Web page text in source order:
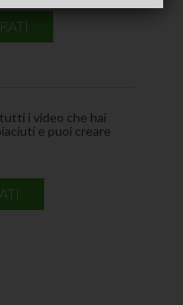
i video che hai
e puoi creare